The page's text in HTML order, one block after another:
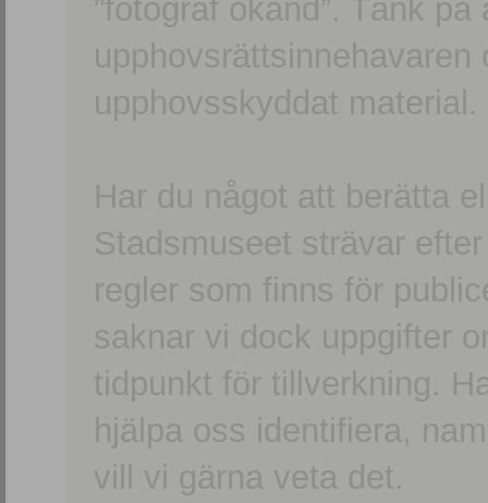
”fotograf okänd”. Tänk
upphovsskyddat material.
Har du något att berätta
Stadsmuseet strävar
regler som finns för
saknar vi dock uppgifter
tidpunkt för tillverkning.
hjälpa oss identifiera,
vill vi gärna veta det.